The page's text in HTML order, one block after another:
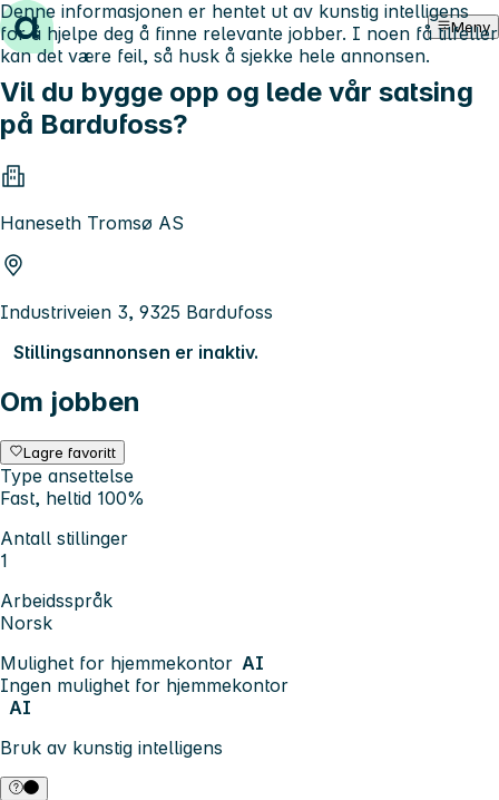
Hopp til innhold Meny
Vil du bygge opp og lede vår satsing
på Bardufoss?
Haneseth Tromsø AS
Industriveien 3, 9325 Bardufoss
Stillingsannonsen er inaktiv.
Om jobben
Lagre favoritt
Type ansettelse
Fast, heltid 100%
Antall stillinger
1
Arbeidsspråk
Norsk
Mulighet for hjemmekontor AI
Ingen mulighet for hjemmekontor
AI
Bruk av kunstig intelligens
Denne informasjonen er hentet ut av kunstig intelligens
for å hjelpe deg å finne relevante jobber. I noen få tilfeller
kan det være feil, så husk å sjekke hele annonsen.